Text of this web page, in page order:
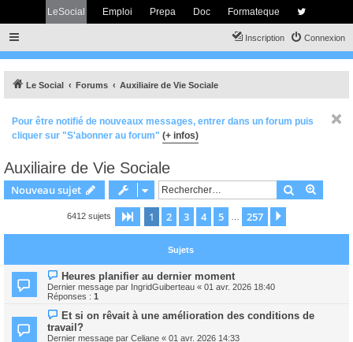
LeSocial Emploi Prepa Doc Formateque
Connexion
Inscription
Le Social Forums Auxiliaire de Vie Sociale
Pour être notifié de nouveaux messages, entrer dans un forum puis
cliquer sur "S'abonner au forum" (+ infos)
Auxiliaire de Vie Sociale
Nouveau sujet Rechercher
6412 sujets Page 1sur257
1 2 3 4 5 257
Sujets
Heures planifier au dernier moment
Dernier message par IngridGuiberteau « 01 avr. 2026 18:40
Réponses : 1
Et si on rêvait à une amélioration des conditions de
travail?
Dernier message par Celiane « 01 avr. 2026 14:33